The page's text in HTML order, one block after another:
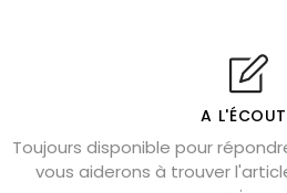
Shungite : purification et
Bagues en labradorite argent 925
Lapis lazuli : propriétés et
A
Toujours disponible pour
vous aiderons à trouver